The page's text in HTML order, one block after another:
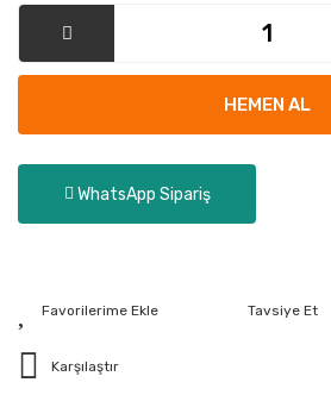
HEMEN AL
WhatsApp Sipariş
Tavsiye Et
Karşılaştır